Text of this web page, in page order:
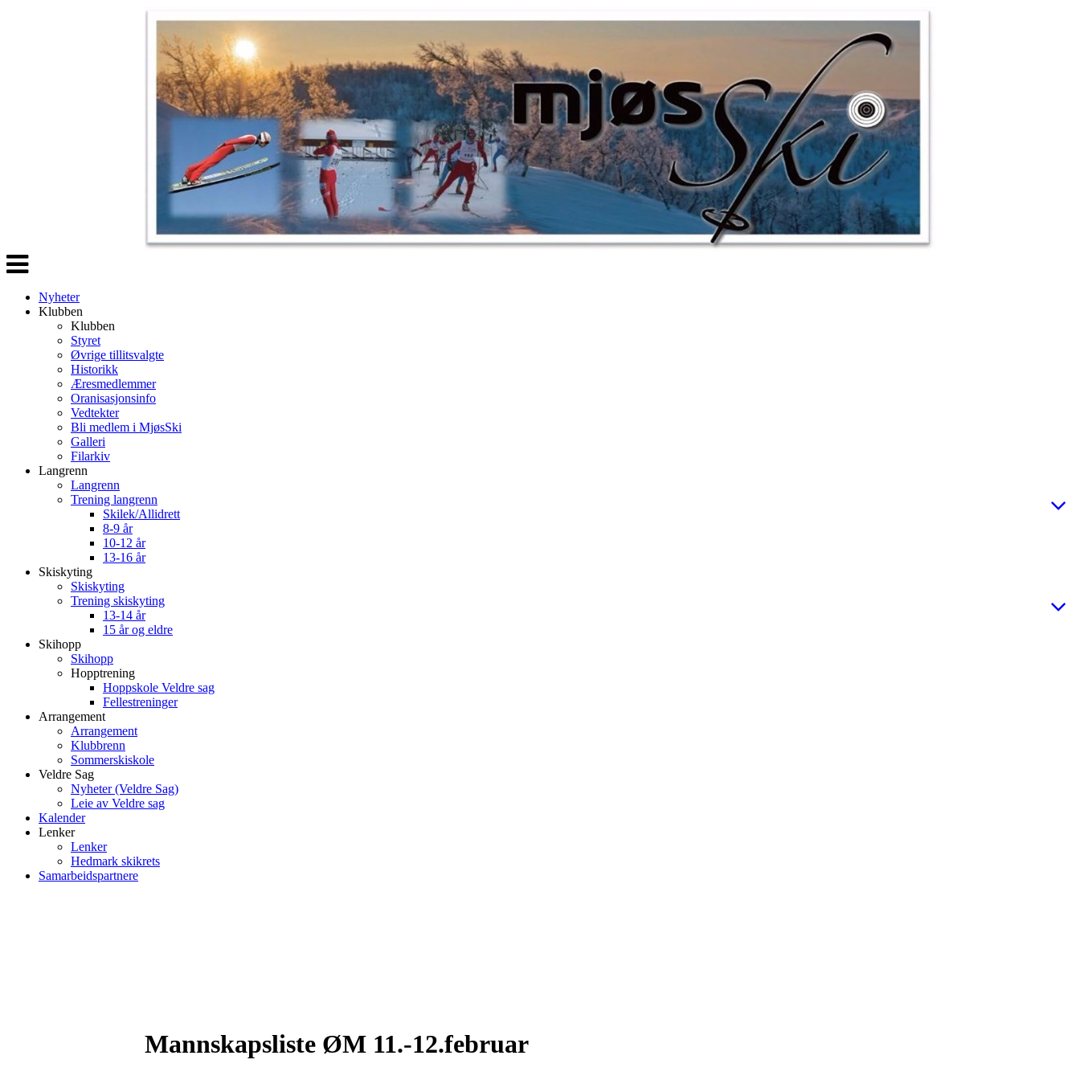
Veksle
navigasjon
Nyheter
Klubben
Klubben
Styret
Øvrige tillitsvalgte
Historikk
Æresmedlemmer
Oranisasjonsinfo
Vedtekter
Bli medlem i MjøsSki
Galleri
Filarkiv
Langrenn
Langrenn
Trening langrenn
Skilek/Allidrett
8-9 år
10-12 år
13-16 år
Skiskyting
Skiskyting
Trening skiskyting
13-14 år
15 år og eldre
Skihopp
Skihopp
Hopptrening
Hoppskole Veldre sag
Fellestreninger
Arrangement
Arrangement
Klubbrenn
Sommerskiskole
Veldre Sag
Nyheter (Veldre Sag)
Leie av Veldre sag
Kalender
Lenker
Lenker
Hedmark skikrets
Samarbeidspartnere
Mannskapsliste ØM 11.-12.februar